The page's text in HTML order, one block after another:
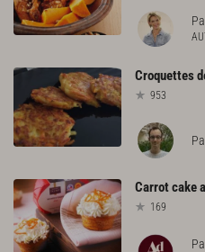
Croquettes
953
Carrotcake
169